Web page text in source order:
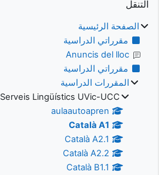
التنقل
الصفحة الرئيسية
مقرراتي الدراسية
Anuncis del lloc
مقرراتي الدراسية
المقررات الدراسية
Serveis Lingüístics UVic-UCC
aulaautoapren
Català A1
Català A2.1
Català A2.2
Català B1.1